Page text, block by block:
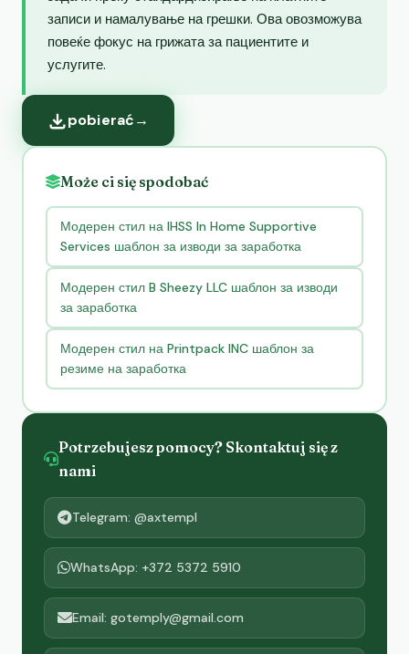
записи и намалување на грешки. Ова овозможува
повеќе фокус на грижата за пациентите и
услугите.
pobierać→
Może ci się spodobać
Модерен стил на IHSS In Home Supportive
Services шаблон за изводи за заработка
Модерен стил B Sheezy LLC шаблон за изводи
за заработка
Модерен стил на Printpack INC шаблон за
резиме на заработка
Potrzebujesz pomocy? Skontaktuj się z
nami
Telegram: @axtempl
WhatsApp: +372 5372 5910
Email: gotemply@gmail.com